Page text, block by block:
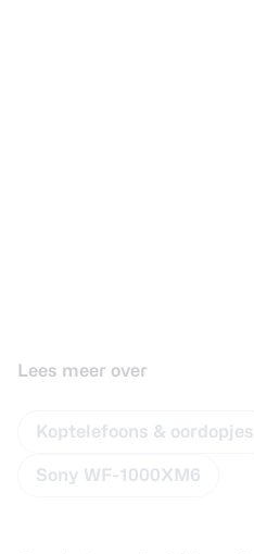
Lees meer over
Koptelefoons & oordopjes
Sony WF-1000XM6